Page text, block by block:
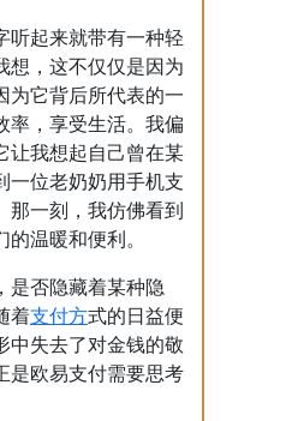
听起来就带有一种轻
想，这不仅仅是因为
为它背后所代表的一
率，享受生活。我偏
让我想起自己曾在某
一位老奶奶用手机支
那一刻，我仿佛看到
温暖和便利。
是否隐藏着某种隐
着支付方式的日益便
中失去了对金钱的敬
是欧易支付需要思考